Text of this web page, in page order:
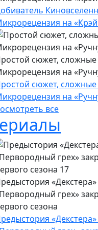
на
сюжет,
на
сюжет,
на
все
грех»
сезона